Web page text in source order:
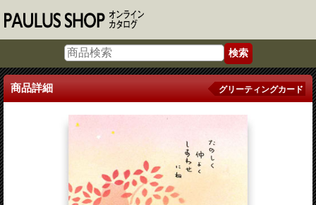
商品詳細 グリーティングカード